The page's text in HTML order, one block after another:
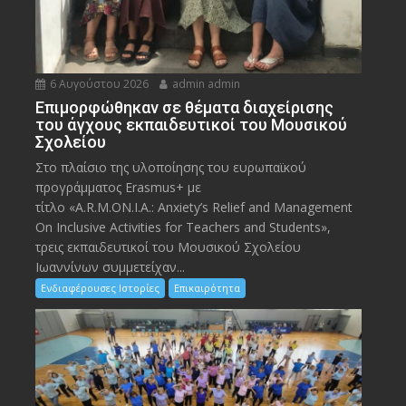
6 Αυγούστου 2026 admin admin
Eπιμορφώθηκαν σε θέματα διαχείρισης
του άγχους εκπαιδευτικοί του Μουσικού
Σχολείου
Στο πλαίσιο της υλοποίησης του ευρωπαϊκού
προγράμματος Erasmus+ με
τίτλο «A.R.M.ON.I.A.: Anxiety’s Relief and Management
On Inclusive Activities for Teachers and Students»,
τρεις εκπαιδευτικοί του Μουσικού Σχολείου
Ιωαννίνων συμμετείχαν...
Ενδιαφέρουσες Ιστορίες Επικαιρότητα